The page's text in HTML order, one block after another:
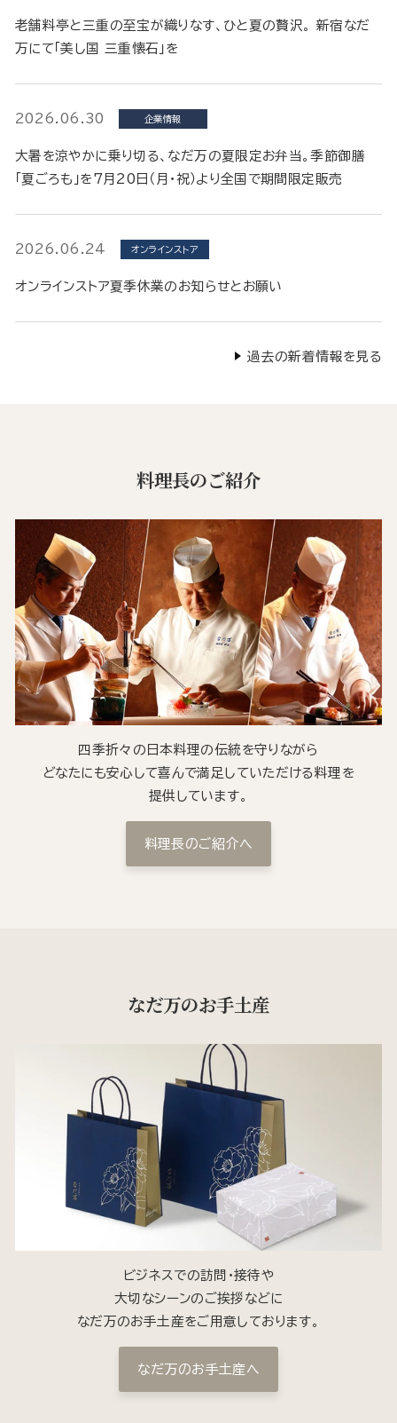
老舗料亭と三重の至宝が織りなす、ひと夏の贅沢。 新宿なだ
万にて「美し国 三重懐石」を
2026.06.30 企業情報
大暑を涼やかに乗り切る、なだ万の夏限定お弁当。季節御膳
「夏ごろも」を7月20日（月・祝）より全国で期間限定販売
2026.06.24 オンラインストア
オンラインストア夏季休業のお知らせとお願い
過去の新着情報を見る
料理長のご紹介
四季折々の日本料理の伝統を守りながら
どなたにも安心して喜んで満足していただける料理を
提供しています。
料理長のご紹介へ
なだ万のお手土産
ビジネスでの訪問・接待や
大切なシーンのご挨拶などに
なだ万のお手土産をご用意しております。
なだ万のお手土産へ